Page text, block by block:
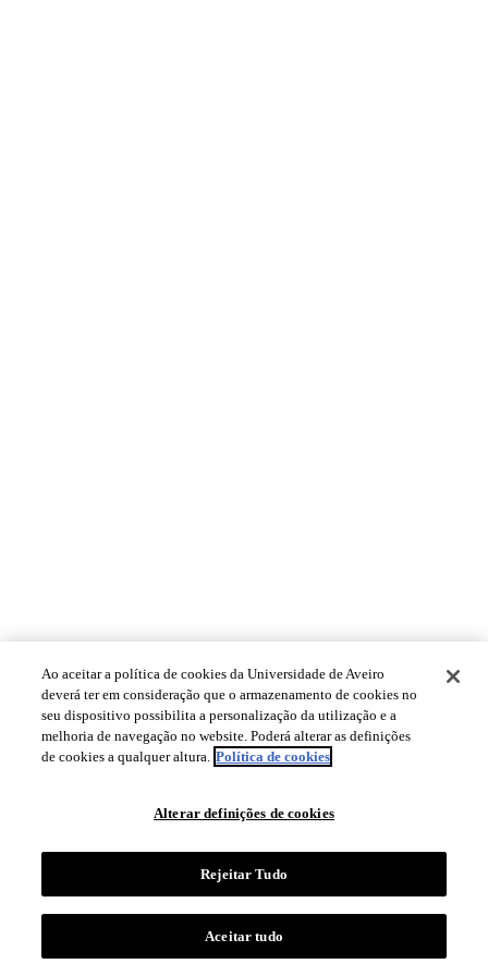
Ao aceitar a política de cookies da Universidade de Aveiro
deverá ter em consideração que o armazenamento de cookies no
seu dispositivo possibilita a personalização da utilização e a
melhoria de navegação no website. Poderá alterar as definições
de cookies a qualquer altura. Política de cookies
Alterar definições de cookies
Rejeitar Tudo
Aceitar tudo